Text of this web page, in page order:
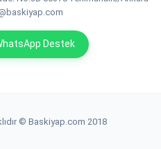
Destek
© Baskiyap.com 2018